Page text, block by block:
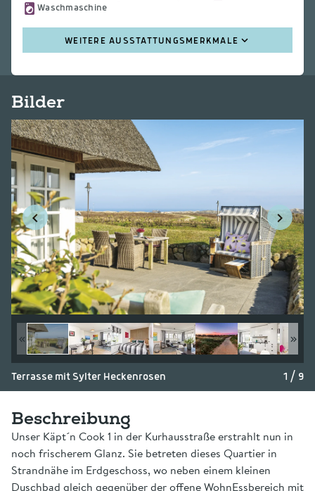
Waschmaschine
WEITERE AUSSTATTUNGSMERKMALE
Bilder
Terrasse mit Sylter Heckenrosen 1 / 9
Beschreibung
Unser Käpt´n Cook 1 in der Kurhausstraße erstrahlt nun in
noch frischerem Glanz. Sie betreten dieses Quartier in
Strandnähe im Erdgeschoss, wo neben einem kleinen
Duschbad gleich gegenüber der offene WohnEssbereich mit